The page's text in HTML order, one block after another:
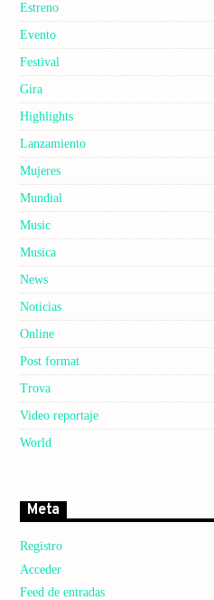
Estreno
Evento
Festival
Gira
Highlights
Lanzamiento
Mujeres
Mundial
Music
Musica
News
Noticias
Online
Post format
Trova
Video reportaje
World
Meta
Registro
Acceder
Feed de entradas